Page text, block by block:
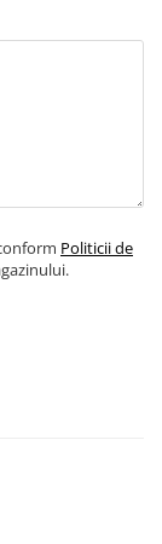
Politicii de